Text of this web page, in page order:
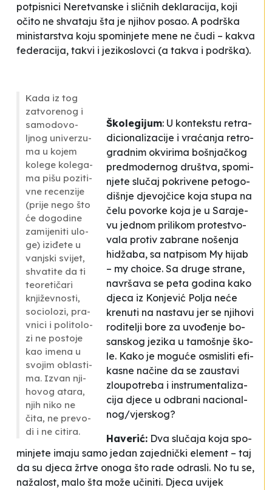
po­tpi­sni­ci Ne­re­tvan­ske i sličnih de­kla­ra­ci­ja, ko­ji
očito ne shva­ta­ju šta je njihov po­sao. A po­drška
mi­nis­tar­stva ko­ju spo­mi­nje­te me­ne ne čudi – ka­kva
fe­de­ra­ci­ja, takvi i je­zi­ko­slov­ci (a ta­kva i po­drška).
Ka­da iz tog
za­tvo­re­nog i
sa­mo­do­vo­
ljnog uni­ver­zu­
ma u ko­jem
ko­le­ge ko­le­ga­
ma pi­šu po­zi­ti­
vne re­cen­zi­je
(pri­je ne­go što
će do­go­di­ne
za­mi­je­ni­ti ulo­
ge) iziđete u
vanj­ski svi­jet,
shva­ti­te da ti
te­ore­tičari
knjiže­vnos­ti,
so­ci­olo­zi, pra­
vni­ci i po­li­to­lo­
zi ne pos­to­je
kao ime­na u
svo­jim oblas­ti­
ma. Izvan nji­
ho­vog ata­ra,
njih ni­ko ne
čita, ne pre­vo­
di i ne ci­ti­ra.
Ško­le­gi­jum: U kon­tek­stu re­tra­
di­ci­ona­li­za­ci­je i vraćanja re­tro­
gra­dnim okvi­ri­ma boš­njačkog
pre­dmo­der­nog druš­tva, spo­mi­
nje­te slučaj po­kri­ve­ne pe­to­go­
diš­nje dje­vojčice ko­ja stu­pa na
čelu po­vor­ke ko­ja je u Sa­ra­je­
vu je­dnom pri­li­kom pro­tes­tvo­
va­la pro­tiv za­bra­ne no­še­nja
hidžaba, sa na­tpi­som My hi­jab
– my cho­ice. Sa dru­ge stra­ne,
na­vrša­va se pe­ta go­di­na ka­ko
dje­ca iz Ko­nje­vić Po­lja neće
kre­nu­ti na nas­ta­vu jer se nji­ho­vi
ro­di­te­lji bo­re za uvođenje bo­
san­skog je­zi­ka u ta­moš­nje ško­
le. Ka­ko je mo­guće osmi­sli­ti efi­
ka­sne načine da se za­us­ta­vi
zlo­upo­tre­ba i in­stru­men­ta­li­za­
ci­ja dje­ce u od­bra­ni na­ci­onal­
nog/vjer­skog?
Ha­ve­rić:Dva slučaja ko­ja spo­
mi­nje­te ima­ju sa­mo je­dan za­je­dnički ele­ment – taj
da su dje­ca žrtve ono­ga što ra­de odra­sli. No tu se,
nažalost, ma­lo šta može učini­ti. Dje­ca uvi­jek